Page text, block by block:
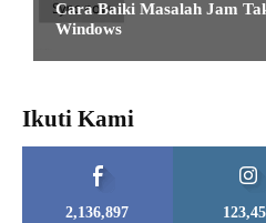
Cara Baiki Masalah Jam
Windows
Ikuti Kami
2,136,897